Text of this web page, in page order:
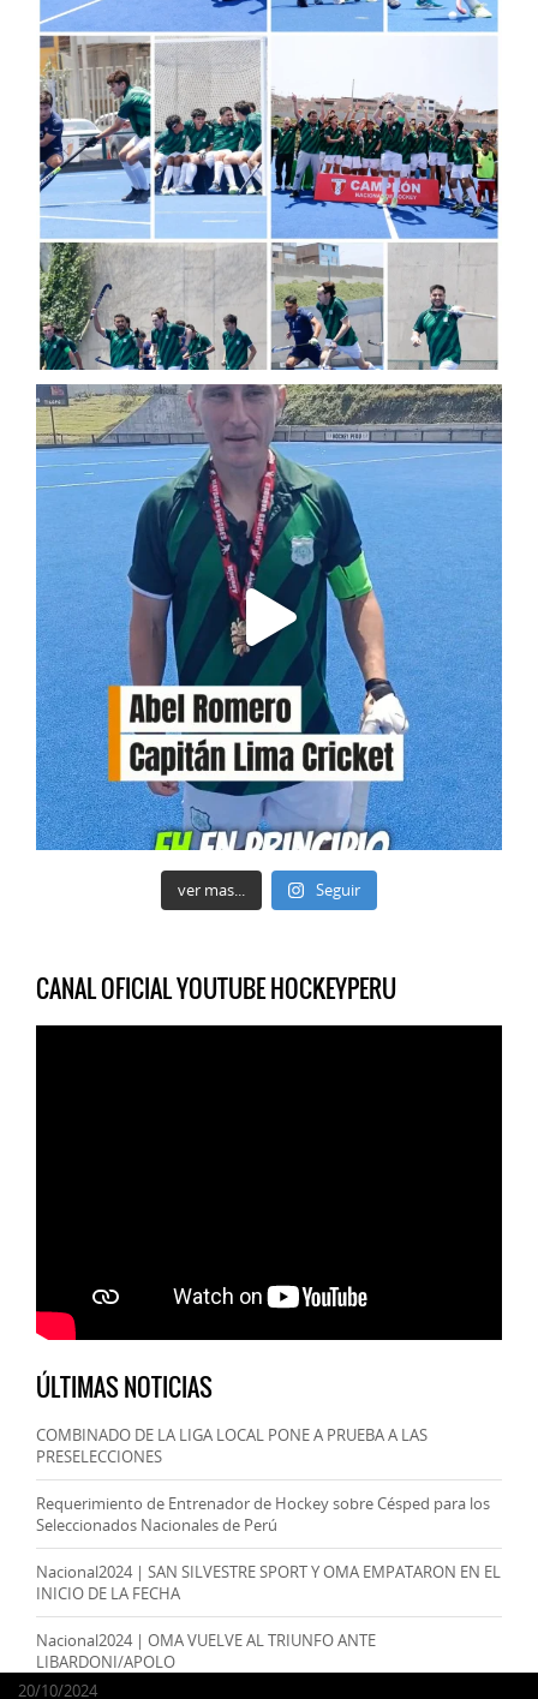
ver mas... Seguir
CANAL OFICIAL YOUTUBE HOCKEYPERU
ÚLTIMAS NOTICIAS
COMBINADO DE LA LIGA LOCAL PONE A PRUEBA A LAS
PRESELECCIONES
24/09/2025
Requerimiento de Entrenador de Hockey sobre Césped para los
Seleccionados Nacionales de Perú
07/11/2024
Nacional2024 | SAN SILVESTRE SPORT Y OMA EMPATARON EN EL
INICIO DE LA FECHA
20/10/2024
Nacional2024 | OMA VUELVE AL TRIUNFO ANTE
LIBARDONI/APOLO
20/10/2024